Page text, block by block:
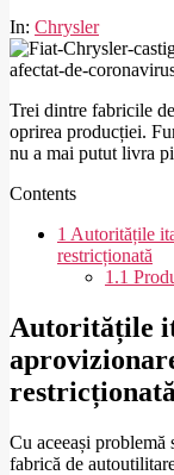
In: Chrysler
Trei dintre fabricile de
oprirea producției.
nu a mai putut livra
Contents
1 Autoritățile
restricționată
1.1
Autoritățile
restricționată
Cu aceeași
fabrică de